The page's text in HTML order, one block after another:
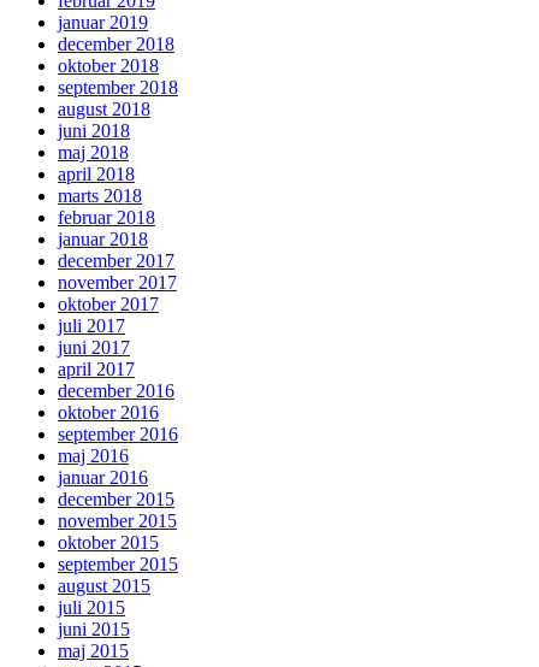
januar 2019
december 2018
oktober 2018
september 2018
august 2018
juni 2018
maj 2018
april 2018
marts 2018
februar 2018
januar 2018
december 2017
november 2017
oktober 2017
juli 2017
juni 2017
april 2017
december 2016
oktober 2016
september 2016
maj 2016
januar 2016
december 2015
november 2015
oktober 2015
september 2015
august 2015
juli 2015
juni 2015
maj 2015